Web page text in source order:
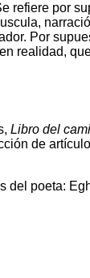
refiere por
Por
realidad,
Libro del
de
del poeta: